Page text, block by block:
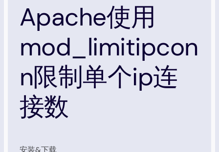
Apache使用
mod_limitipcon
n限制单个ip连
接数